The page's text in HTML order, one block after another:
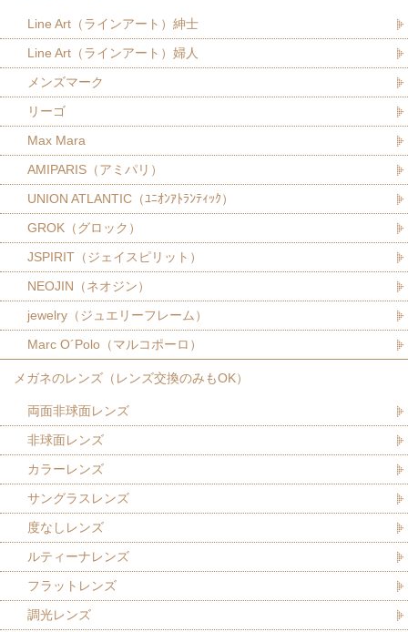
Line Art（ラインアート）紳士
Line Art（ラインアート）婦人
メンズマーク
リーゴ
Max Mara
AMIPARIS（アミパリ）
UNION ATLANTIC（ﾕﾆｵﾝｱﾄﾗﾝﾃｨｯｸ）
GROK（グロック）
JSPIRIT（ジェイスピリット）
NEOJIN（ネオジン）
jewelry（ジュエリーフレーム）
Marc O´Polo（マルコポーロ）
メガネのレンズ（レンズ交換のみもOK）
両面非球面レンズ
非球面レンズ
カラーレンズ
サングラスレンズ
度なしレンズ
ルティーナレンズ
フラットレンズ
調光レンズ